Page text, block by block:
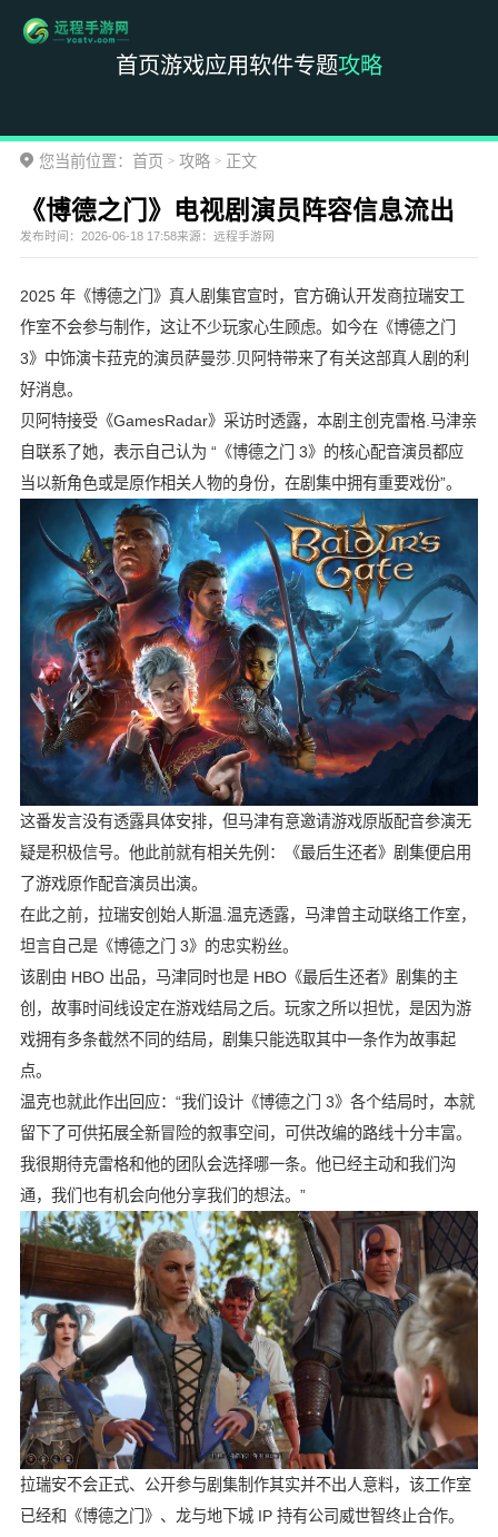
首页游戏应用软件专题攻略
您当前位置： 首页 > 攻略 > 正文
《博德之门》电视剧演员阵容信息流出
发布时间： 2026-06-18 17:58来源： 远程手游网
2025 年《博德之门》真人剧集官宣时，官方确认开发商拉瑞安工
作室不会参与制作，这让不少玩家心生顾虑。如今在《博德之门
3》中饰演卡菈克的演员萨曼莎.贝阿特带来了有关这部真人剧的利
好消息。
贝阿特接受《GamesRadar》采访时透露，本剧主创克雷格.马津亲
自联系了她，表示自己认为 “《博德之门 3》的核心配音演员都应
当以新角色或是原作相关人物的身份，在剧集中拥有重要戏份”。
这番发言没有透露具体安排，但马津有意邀请游戏原版配音参演无
疑是积极信号。他此前就有相关先例：《最后生还者》剧集便启用
了游戏原作配音演员出演。
在此之前，拉瑞安创始人斯温.温克透露，马津曾主动联络工作室，
坦言自己是《博德之门 3》的忠实粉丝。
该剧由 HBO 出品，马津同时也是 HBO《最后生还者》剧集的主
创，故事时间线设定在游戏结局之后。玩家之所以担忧，是因为游
戏拥有多条截然不同的结局，剧集只能选取其中一条作为故事起
点。
温克也就此作出回应：“我们设计《博德之门 3》各个结局时，本就
留下了可供拓展全新冒险的叙事空间，可供改编的路线十分丰富。
我很期待克雷格和他的团队会选择哪一条。他已经主动和我们沟
通，我们也有机会向他分享我们的想法。”
拉瑞安不会正式、公开参与剧集制作其实并不出人意料，该工作室
已经和《博德之门》、龙与地下城 IP 持有公司威世智终止合作。